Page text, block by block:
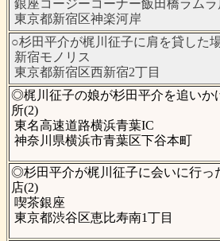
銀座コージーコーナー飯田橋ラムラ
東京都新宿区神楽河岸
○杉田平介が梶川征子に肩を貸した
新宿モノリス
東京都新宿区西新宿2丁目
◎梶川征子の娘が杉田平介を追いか
所(2)
東名高速道路横浜青葉IC
神奈川県横浜市青葉区下谷本町
◎杉田平介が梶川征子に会いに行っ
店(2)
喫茶銀座
東京都渋谷区恵比寿南1丁目